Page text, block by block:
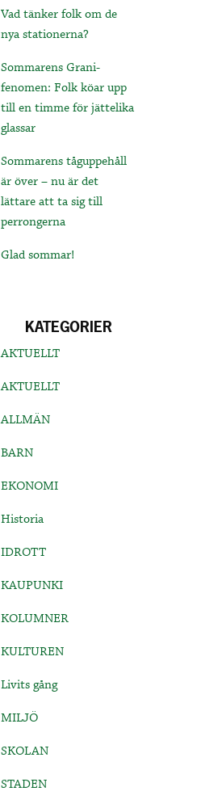
Vad tänker folk om de
nya stationerna?
Sommarens Grani-
fenomen: Folk köar upp
till en timme för jättelika
glassar
Sommarens tåguppehåll
är över – nu är det
lättare att ta sig till
perrongerna
Glad sommar!
KATEGORIER
AKTUELLT
AKTUELLT
ALLMÄN
BARN
EKONOMI
Historia
IDROTT
KAUPUNKI
KOLUMNER
KULTUREN
Livits gång
MILJÖ
SKOLAN
STADEN